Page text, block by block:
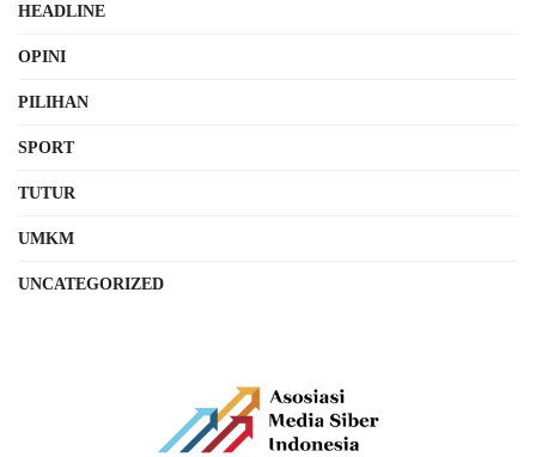
HEADLINE
OPINI
PILIHAN
SPORT
TUTUR
UMKM
UNCATEGORIZED